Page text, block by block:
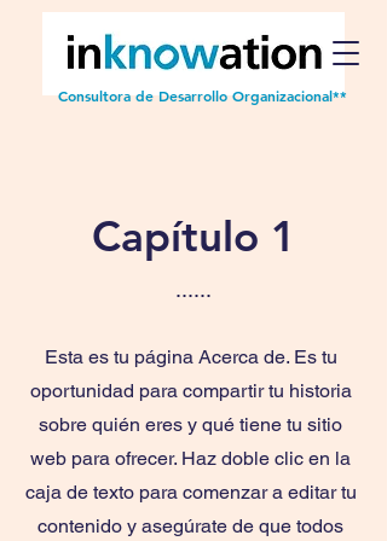
Consultora de Desarrollo Organizacional**
Capítulo 1
......
Esta es tu página Acerca de. Es tu
oportunidad para compartir tu historia
sobre quién eres y qué tiene tu sitio
web para ofrecer. Haz doble clic en la
caja de texto para comenzar a editar tu
contenido y asegúrate de que todos